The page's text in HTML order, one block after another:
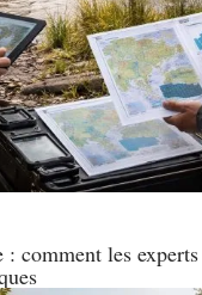
: comment les